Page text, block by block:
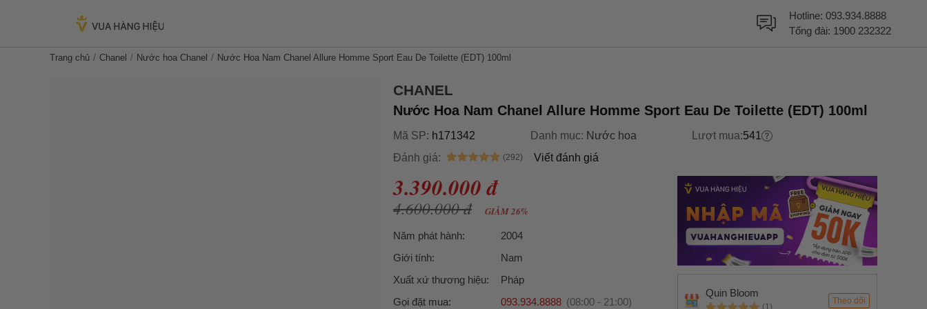
Hotline: 093.934.8888
Tổng đài: 1900 232322
Trang chủ Chanel Nước hoa Chanel Nước Hoa Nam Chanel Allure Homme Sport Eau De Toilette (EDT) 100ml
CHANEL
Nước Hoa Nam Chanel Allure Homme Sport Eau De Toilette (EDT) 100ml
Mã SP: h171342 Danh mục: Nước hoa Lượt mua:541
Đánh giá:
Viết đánh giá
3.390.000 đ
4.600.000 đ GIẢM 26%
Năm phát hành:
2004
Giới tính:
Nam
Xuất xứ thương hiệu:
Pháp
Gọi đặt mua:
093.934.8888 (08:00 - 21:00)
Quin Bloom
(1)
Theo dõi